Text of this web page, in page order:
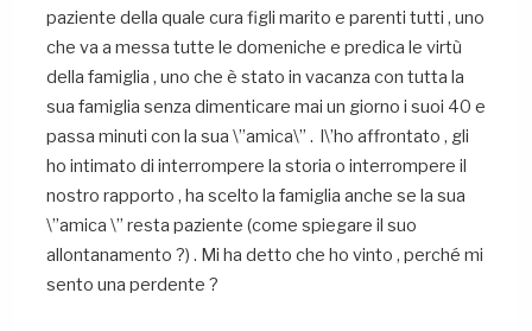
paziente della quale cura figli marito e parenti tutti , uno
che va a messa tutte le domeniche e predica le virtù
della famiglia , uno che è stato in vacanza con tutta la
sua famiglia senza dimenticare mai un giorno i suoi 40 e
passa minuti con la sua \”amica\” . l\’ho affrontato , gli
ho intimato di interrompere la storia o interrompere il
nostro rapporto , ha scelto la famiglia anche se la sua
\”amica \” resta paziente (come spiegare il suo
allontanamento ?) . Mi ha detto che ho vinto , perché mi
sento una perdente ?